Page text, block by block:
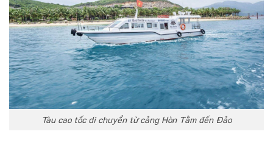
Tàu cao tốc di chuyển từ cảng Hòn Tằm đến Đảo